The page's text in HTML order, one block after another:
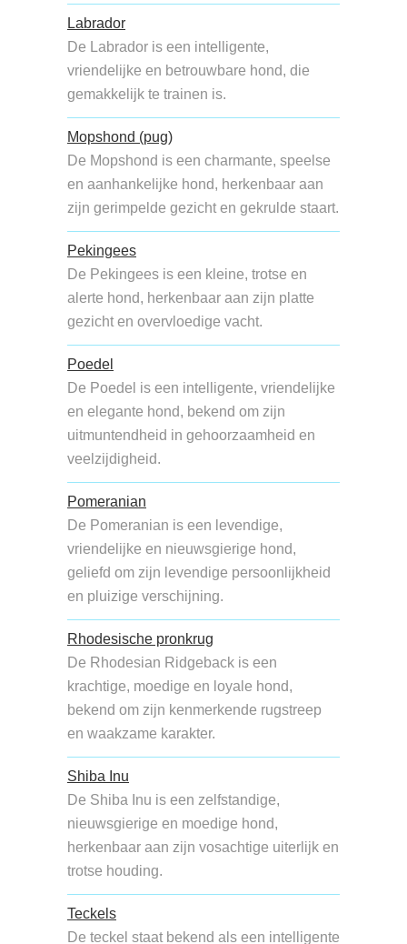
Labrador
De Labrador is een intelligente,
vriendelijke en betrouwbare hond, die
gemakkelijk te trainen is.
Mopshond (pug)
De Mopshond is een charmante, speelse
en aanhankelijke hond, herkenbaar aan
zijn gerimpelde gezicht en gekrulde staart.
Pekingees
De Pekingees is een kleine, trotse en
alerte hond, herkenbaar aan zijn platte
gezicht en overvloedige vacht.
Poedel
De Poedel is een intelligente, vriendelijke
en elegante hond, bekend om zijn
uitmuntendheid in gehoorzaamheid en
veelzijdigheid.
Pomeranian
De Pomeranian is een levendige,
vriendelijke en nieuwsgierige hond,
geliefd om zijn levendige persoonlijkheid
en pluizige verschijning.
Rhodesische pronkrug
De Rhodesian Ridgeback is een
krachtige, moedige en loyale hond,
bekend om zijn kenmerkende rugstreep
en waakzame karakter.
Shiba Inu
De Shiba Inu is een zelfstandige,
nieuwsgierige en moedige hond,
herkenbaar aan zijn vosachtige uiterlijk en
trotse houding.
Teckels
De teckel staat bekend als een intelligente